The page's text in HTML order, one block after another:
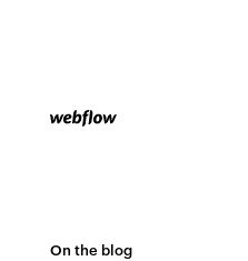
On the blog